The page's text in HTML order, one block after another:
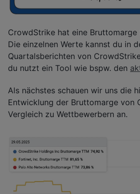
CrowdStrike hat eine Bruttomarge
Die einzelnen Werte kannst du in
Quartalsberichten von
du nutzt ein Tool wie bspw. den
Als nächstes schauen wir uns die
Entwicklung der Bruttomarge von
Vergleich zu Wettbewerbern an.